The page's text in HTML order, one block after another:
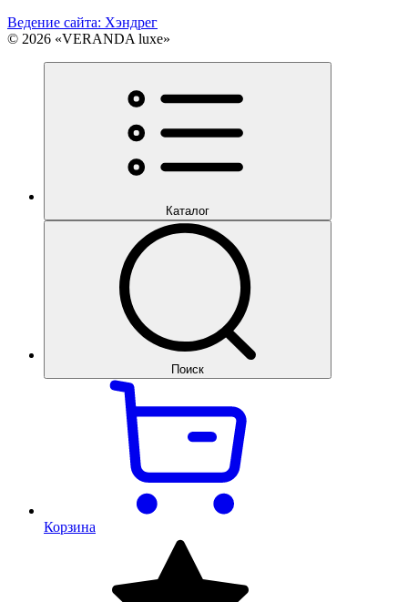
Ведение сайта: Хэндрег
© 2026 «VERANDA luxe»
Каталог
Поиск
Корзина